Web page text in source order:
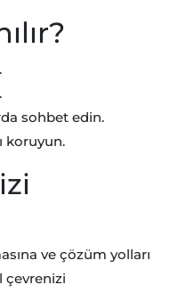
sohbet edin.
koruyun.
ve çözüm yolları
çevrenizi